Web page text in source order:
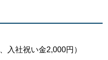
入社祝い金2,000円）